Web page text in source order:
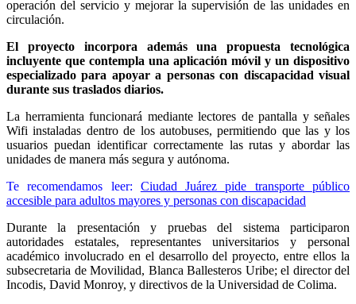
operación del servicio y mejorar la supervisión de las unidades en
circulación.
El proyecto incorpora además una propuesta tecnológica
incluyente que contempla una aplicación móvil y un dispositivo
especializado para apoyar a personas con discapacidad visual
durante sus traslados diarios.
La herramienta funcionará mediante lectores de pantalla y señales
Wifi instaladas dentro de los autobuses, permitiendo que las y los
usuarios puedan identificar correctamente las rutas y abordar las
unidades de manera más segura y autónoma.
Te recomendamos leer: Ciudad Juárez pide transporte público
accesible para adultos mayores y personas con discapacidad
Durante la presentación y pruebas del sistema participaron
autoridades estatales, representantes universitarios y personal
académico involucrado en el desarrollo del proyecto, entre ellos la
subsecretaria de Movilidad, Blanca Ballesteros Uribe; el director del
Incodis, David Monroy, y directivos de la Universidad de Colima.